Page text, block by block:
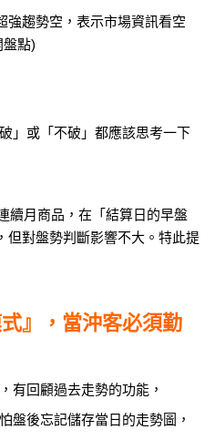
強趨勢空，表示市場資訊看空
盤點)
」或「不破」都應該思考一下
續月商品，在「結算日的早盤
但對盤勢判斷影響不大。特此提
』，當沖客必須勤
有回顧過去走勢的功能，
盤後忘記儲存當日的走勢圖，